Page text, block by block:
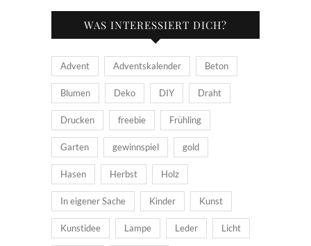
WAS INTERESSIERT DICH?
Advent Adventskalender Beton
Blumen Deko DIY Draht
Drucken freebie Frühling
Garten gewinnspiel gold
Hasen Herbst Holz
In eigener Sache Kinder Kunst
Kunstidee Lampe Leder Licht